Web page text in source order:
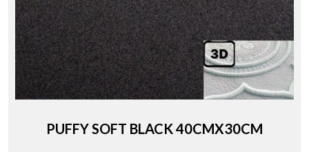
PUFFY SOFT BLACK 40CMX30CM